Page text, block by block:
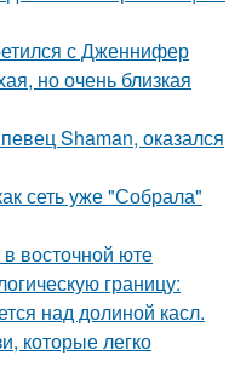
с Дженнифер
но очень близкая
Shaman, оказался
сеть уже "Собрала"
восточной юте
границу:
над долиной касл.
которые легко